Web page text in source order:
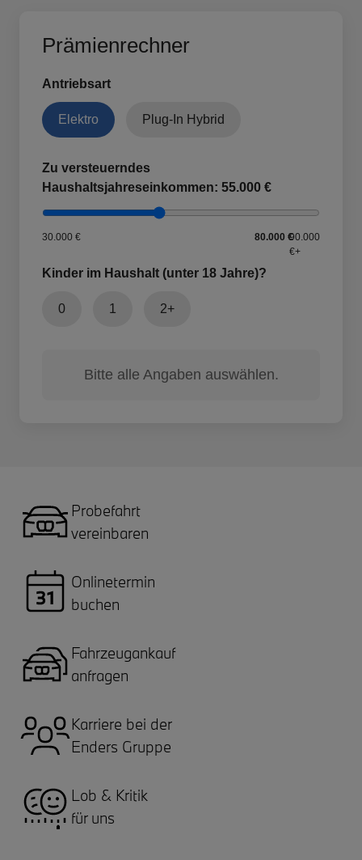
Prämienrechner
Antriebsart
Elektro Plug-In Hybrid
Zu versteuerndes
Haushaltsjahreseinkommen: 55.000 €
30.000 € 80.000 €90.000
€+
Kinder im Haushalt (unter 18 Jahre)?
0 1 2+
Bitte alle Angaben auswählen.
Probefahrt
vereinbaren
Onlinetermin
buchen
Fahrzeugankauf
anfragen
Karriere bei der
Enders Gruppe
Lob & Kritik
für uns